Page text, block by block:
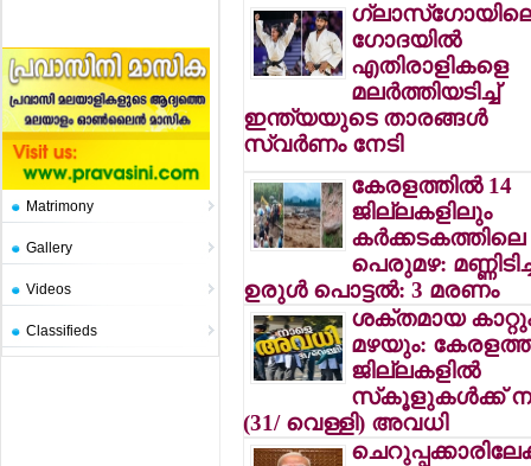
Matrimony
Gallery
Videos
Classifieds
ഗോദയില്‍
എതിരാളികളെ
മലര്‍ത്തിയടിച്ച്
ഇന്ത്യയുടെ താരങ്ങള്‍
സ്വര്‍ണം നേടി
കേരളത്തില്‍ 14
ജില്ലകളിലും
കര്‍ക്കടകത്തിലെ
പെരുമഴ:
ഉരുള്‍ പൊട്ടല്‍: 3 മരണം
ശക്തമായ
മഴയും:
ജില്ലകളില്‍
സ്‌കൂളുകള്‍ക്ക്
(31/ വെള്ളി) അവധി